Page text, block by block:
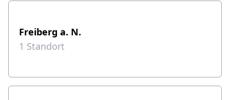
Freiberg a. N.
1 Standort